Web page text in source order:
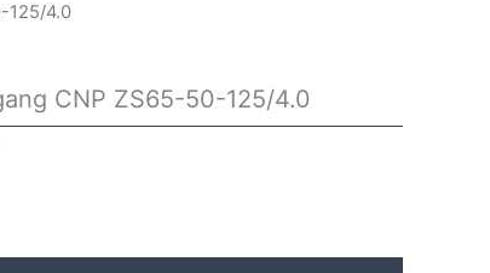
125/4.0
CNP ZS65-50-125/4.0